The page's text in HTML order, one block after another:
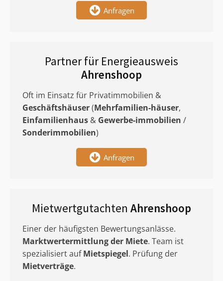
Anfragen
Partner für Energieausweis
Ahrenshoop
Oft im Einsatz für Privatimmobilien &
Geschäftshäuser(Mehrfamilien-häuser,
Einfamilienhaus & Gewerbe-immobilien /
Sonderimmobilien)
Anfragen
Mietwertgutachten Ahrenshoop
Einer der häufigsten Bewertungsanlässe.
Marktwertermittlungder Miete. Team ist
spezialisiert aufMietspiegel. Prüfung der
Mietverträge.